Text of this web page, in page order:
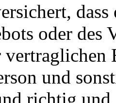
oder des
und
richtig